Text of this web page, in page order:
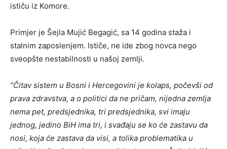
ističu iz Komore.
Primjer je Šejla Mujić Begagić, sa 14 godina staža i
stalnim zaposlenjem. Ističe, ne ide zbog novca nego
sveopšte nestabilnosti u našoj zemlji.
“Čitav sistem u Bosni i Hercegovini je kolaps, počevši od
prava zdravstva, a o politici da ne pričam, nijedna zemlja
nema pet, predsjednika, tri predsjednika, svi imaju
jednog, jedino BiH ima tri, i svađaju se ko će zastavu da
nosi, koja će zastava da visi, a tolika problematika u